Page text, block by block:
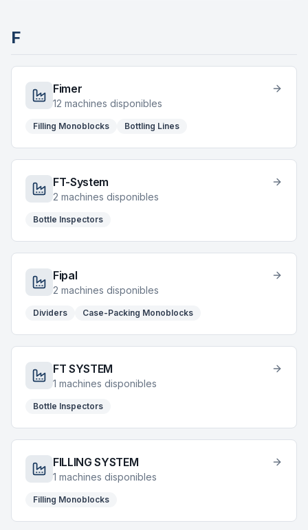
F
Fimer
12 machines disponibles
Filling Monoblocks Bottling Lines
FT-System
2 machines disponibles
Bottle Inspectors
Fipal
2 machines disponibles
Dividers Case-Packing Monoblocks
FT SYSTEM
1 machines disponibles
Bottle Inspectors
FILLING SYSTEM
1 machines disponibles
Filling Monoblocks